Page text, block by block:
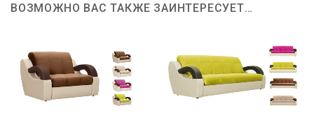
ВОЗМОЖНО ВАС ТАКЖЕ ЗАИНТЕРЕСУЕТ…